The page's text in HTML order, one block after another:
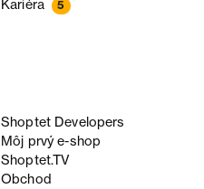
Kariéra 5
Shoptet Developers
Môj prvý e-shop
Shoptet.TV
Obchod